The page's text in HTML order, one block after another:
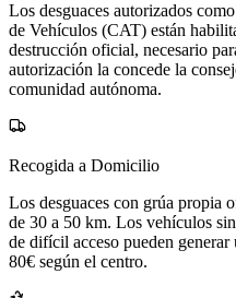
Los desguaces autorizados
de Vehículos (CAT) están
destrucción oficial, necesario
autorización la concede la
comunidad autónoma.
Recogida a Domicilio
Los desguaces con grúa propia
de 30 a 50 km. Los vehículos
de difícil acceso pueden
80€ según el centro.